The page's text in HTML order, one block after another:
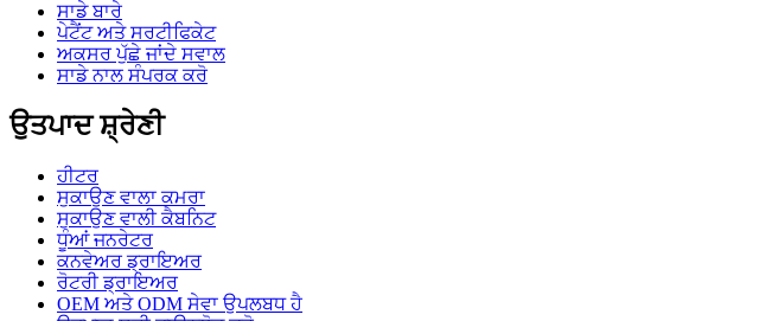
ਸਾਡੇ ਬਾਰੇ
ਪੇਟੈਂਟ ਅਤੇ ਸਰਟੀਫਿਕੇਟ
ਅਕਸਰ ਪੁੱਛੇ ਜਾਂਦੇ ਸਵਾਲ
ਸਾਡੇ ਨਾਲ ਸੰਪਰਕ ਕਰੋ
ਉਤਪਾਦ ਸ਼੍ਰੇਣੀ
ਹੀਟਰ
ਸੁਕਾਉਣ ਵਾਲਾ ਕਮਰਾ
ਸੁਕਾਉਣ ਵਾਲੀ ਕੈਬਨਿਟ
ਧੂੰਆਂ ਜਨਰੇਟਰ
ਕਨਵੇਅਰ ਡ੍ਰਾਇਅਰ
ਰੋਟਰੀ ਡ੍ਰਾਇਅਰ
OEM ਅਤੇ ODM ਸੇਵਾ ਉਪਲਬਧ ਹੈ